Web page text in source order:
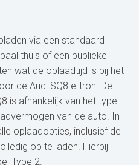
via een standaard
thuis of een publieke
wat de oplaadtijd is bij het
de Audi SQ8 e-tron. De
is afhankelijk van het type
van de auto. In
oplaadopties, inclusief de
op te laden. Hierbij
Type 2.